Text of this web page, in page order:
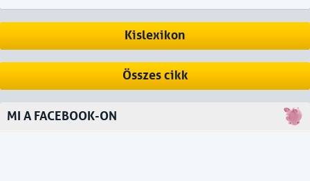
Kislexikon
Összes cikk
MI A FACEBOOK-ON